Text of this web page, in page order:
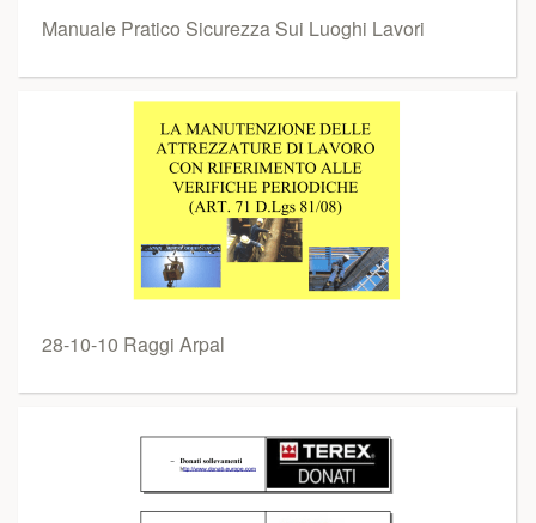
Manuale Pratico Sicurezza Sui Luoghi Lavori
28-10-10 Raggi Arpal